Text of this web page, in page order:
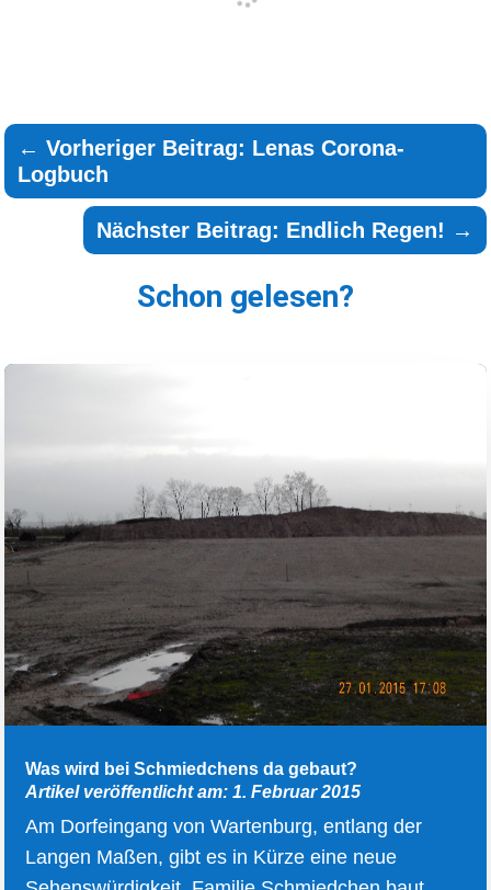
←Vorheriger Beitrag: Lenas Corona-
Logbuch
Nächster Beitrag: Endlich Regen! →
Schon gelesen?
Was wird bei Schmiedchens da gebaut?
Artikel veröffentlicht am: 1. Februar 2015
Am Dorfeingang von Wartenburg, entlang der
Langen Maßen, gibt es in Kürze eine neue